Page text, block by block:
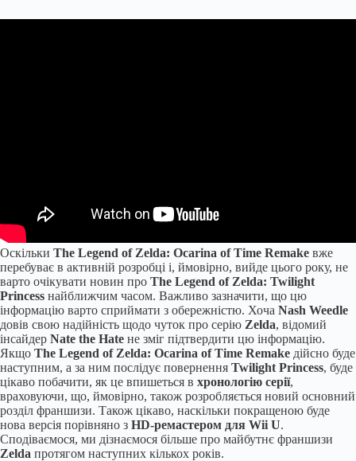
Оскільки The Legend of Zelda: Ocarina of Time Remake вже
перебуває в активній розробці і, ймовірно, вийде цього року, не
варто очікувати новин про The Legend of Zelda: Twilight
Princess найближчим часом. Важливо зазначити, що цю
інформацію варто сприймати з обережністю. Хоча Nash Weedle
довів свою надійність щодо чуток про серію Zelda, відомий
інсайдер Nate the Hate не зміг підтвердити цю інформацію.
Якщо The Legend of Zelda: Ocarina of Time Remake дійсно буде
наступним, а за ним послідує повернення Twilight Princess, буде
цікаво побачити, як це впишеться в хронологію серії,
враховуючи, що, ймовірно, також розробляється новий основний
розділ франшизи. Також цікаво, наскільки покращеною буде
нова версія порівняно з HD-ремастером для Wii U.
Сподіваємося, ми дізнаємося більше про майбутнє франшизи
Zelda протягом наступних кількох років.